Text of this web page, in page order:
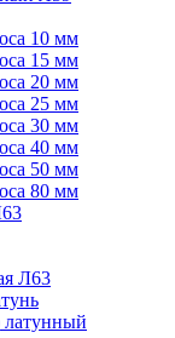
10 мм
15 мм
20 мм
25 мм
30 мм
40 мм
50 мм
80 мм
Л63